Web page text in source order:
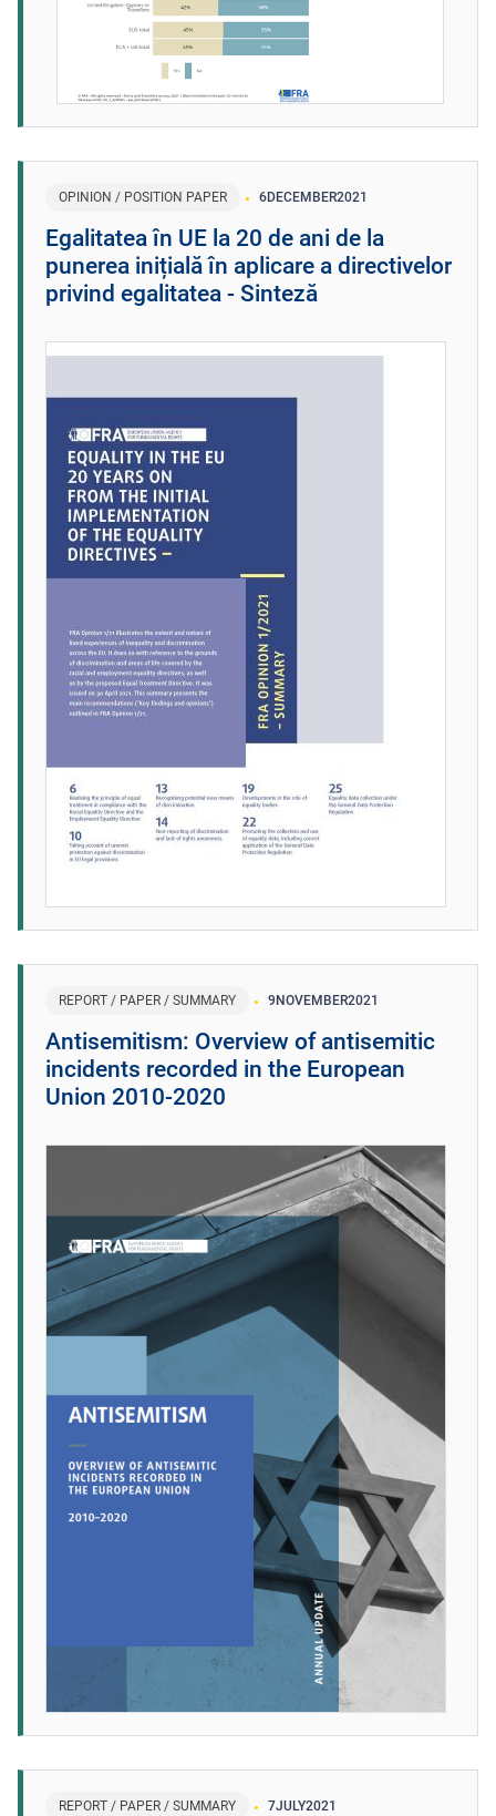
OPINION / POSITION PAPER 6DECEMBER2021
Egalitatea în UE la 20 de ani de la
punerea inițială în aplicare a directivelor
privind egalitatea - Sinteză
REPORT / PAPER / SUMMARY 9 NOVEMBER2021
Antisemitism: Overview of antisemitic
incidents recorded in the European
Union 2010-2020
REPORT / PAPER / SUMMARY 7JULY2021